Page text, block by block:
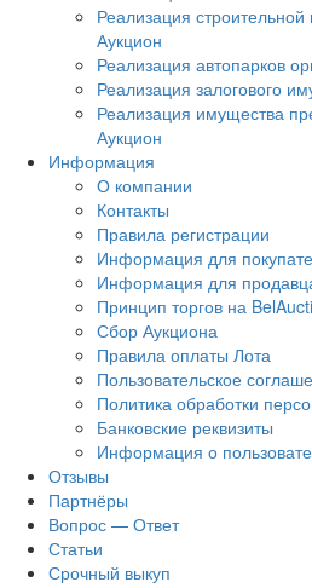
Реализация строительной
Аукцион
Реализация автопарков
Реализация залогового
Реализация имущества
Аукцион
Информация
О компании
Контакты
Правила регистрации
Информация для
Информация для
Принцип торгов на
Сбор Аукциона
Правила оплаты Лота
Пользовательское
Политика обработки
Банковские реквизиты
Информация о
Отзывы
Партнёры
Вопрос — Ответ
Статьи
Срочный выкуп